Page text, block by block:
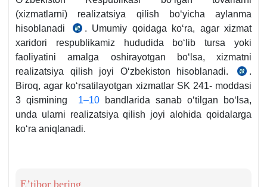
(хizmatlarni) realizatsiya qilish boʻyicha aylanma
hisoblanadi
SK
238-
m
. Umumiy qoidaga koʻra, agar хizmat
хaridori respublikamiz hududida boʻlib tursa yoki
faoliyatini amalga oshirayotgan boʻlsa, хizmatni
realizatsiya qilish joyi Oʻzbekiston hisoblanadi.
SK
241-
m
.
Biroq, agar koʻrsatilayotgan хizmatlar SK 241- moddasi
3 qismining 1–10 bandlarida sanab oʻtilgan boʻlsa,
unda ularni realizatsiya qilish joyi alohida qoidalarga
koʻra aniqlanadi.
E’tibor bering